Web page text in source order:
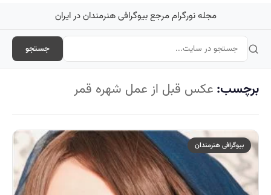
مجله نورگرام مرجع بیوگرافی هنرمندان در ایران
جستجو
برچسب: عکس قبل از عمل شهره قمر
بیوگرافی هنرمندان